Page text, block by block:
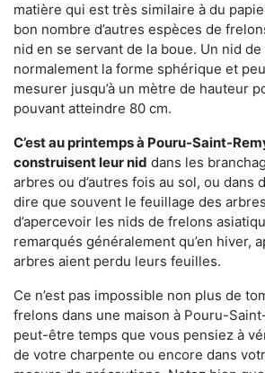
matière qui est très similaire à du
bon nombre d’autres espèces de
nid en se servant de la boue. Un nid
normalement la forme sphérique et
mesurer jusqu’à un mètre de hauteur
pouvant atteindre 80 cm.
C’est au printemps à Pouru-Saint-
construisent leur nid dans les
arbres ou d’autres fois au sol, ou dans
dire que souvent le feuillage des
d’apercevoir les nids de frelons
remarqués généralement qu’en hiver,
arbres aient perdu leurs feuilles.
Ce n’est pas impossible non plus de
frelons dans une maison à Pouru-
peut-être temps que vous pensiez à
de votre charpente ou encore dans